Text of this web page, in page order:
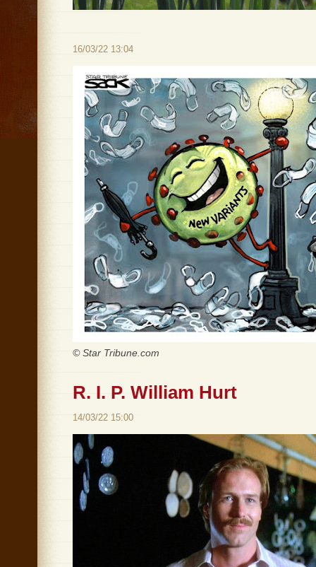
16/03/22 13:04
© Star Tribune.com
R. I. P. William Hurt
14/03/22 15:00